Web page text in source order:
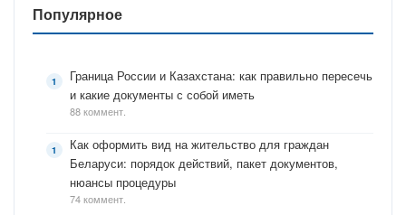
Популярное
Граница России и Казахстана: как правильно пересечь
и какие документы с собой иметь
88 коммент.
Как оформить вид на жительство для граждан
Беларуси: порядок действий, пакет документов,
нюансы процедуры
74 коммент.